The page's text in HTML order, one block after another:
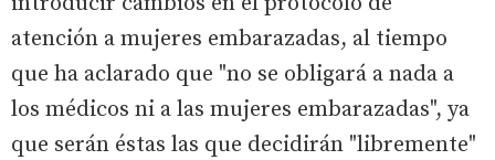
atención a mujeres embarazadas, al tiempo
que ha aclarado que "no se obligará a nada a
los médicos ni a las mujeres embarazadas", ya
que serán éstas las que decidirán "libremente"